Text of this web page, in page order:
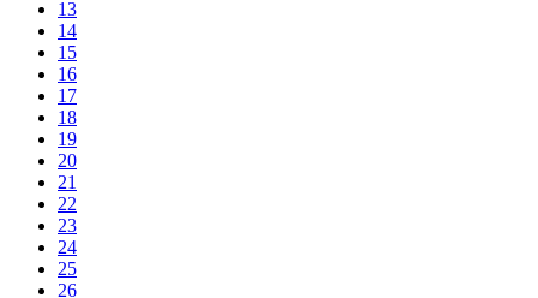
13
14
15
16
17
18
19
20
21
22
23
24
25
26